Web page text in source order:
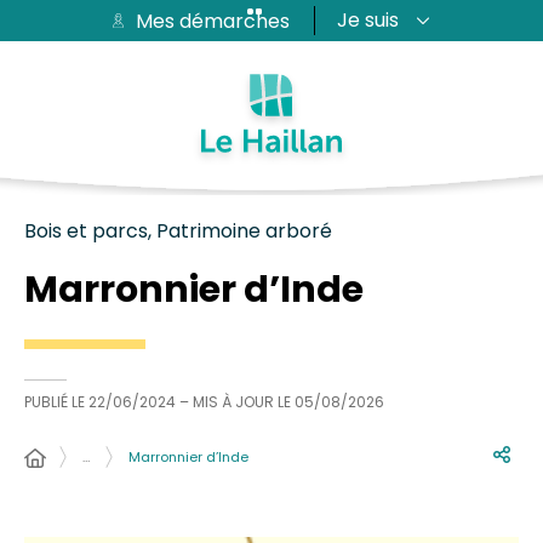
Aide et accessibilité
Passer au menu
Passer au contenuMes démarches Je suis
Bois et parcs, Patrimoine arboré
Marronnier d’Inde
PUBLIÉ LE 22/06/2024 – MIS À JOUR LE 05/08/2026
… Marronnier d’Inde